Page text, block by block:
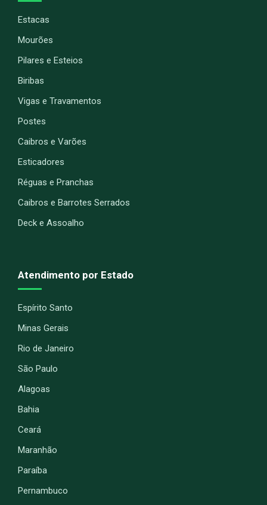
Estacas
Mourões
Pilares e Esteios
Biribas
Vigas e Travamentos
Postes
Caibros e Varões
Esticadores
Réguas e Pranchas
Caibros e Barrotes Serrados
Deck e Assoalho
Atendimento por Estado
Espírito Santo
Minas Gerais
Rio de Janeiro
São Paulo
Alagoas
Bahia
Ceará
Maranhão
Paraíba
Pernambuco